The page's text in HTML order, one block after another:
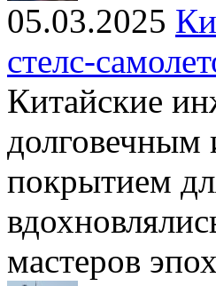
05.03.2025
стелс-
Китайские
покрытием
мастеров